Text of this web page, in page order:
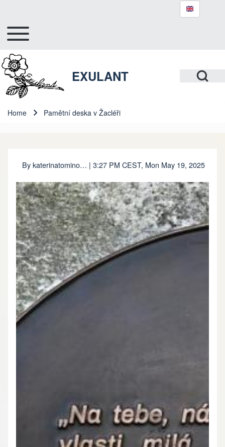
Close search
Hlavní navigace
Toggle main menu
Open Search
EXULANT
Home Pamětní deska v Žacléři
Bykaterinatomino… | 3:27 PM CEST, Mon May 19, 2025